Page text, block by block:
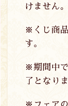
けません。
※くじ商
す。
※期間中
了となりま